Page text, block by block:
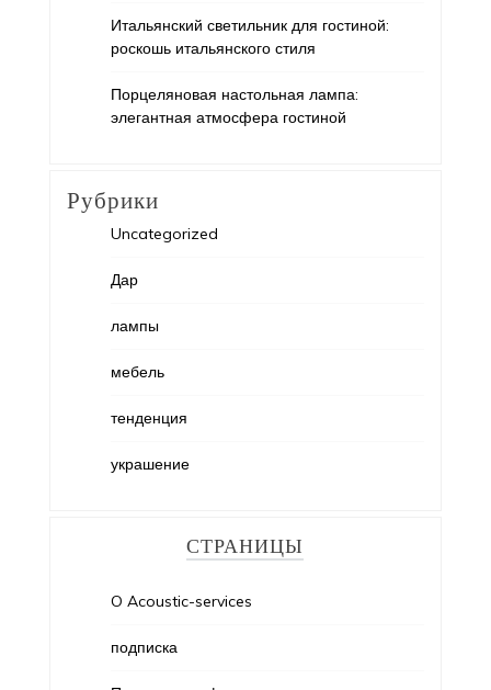
Итальянский светильник для гостиной:
роскошь итальянского стиля
Порцеляновая настольная лампа:
элегантная атмосфера гостиной
Рубрики
Uncategorized
Дар
лампы
мебель
тенденция
украшение
СТРАНИЦЫ
O Acoustic-services
подписка